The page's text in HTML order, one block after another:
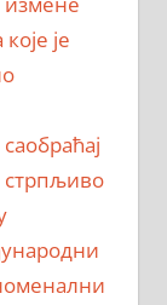
је
стрпљиво